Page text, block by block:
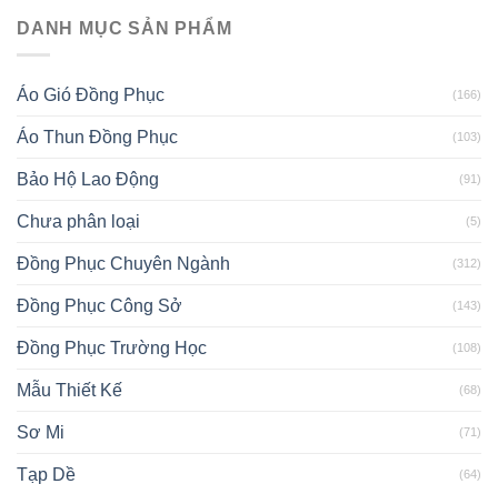
DANH MỤC SẢN PHẨM
Áo Gió Đồng Phục (166)
Áo Thun Đồng Phục (103)
Bảo Hộ Lao Động (91)
Chưa phân loại (5)
Đồng Phục Chuyên Ngành (312)
Đồng Phục Công Sở (143)
Đồng Phục Trường Học (108)
Mẫu Thiết Kế (68)
Sơ Mi (71)
Tạp Dề (64)